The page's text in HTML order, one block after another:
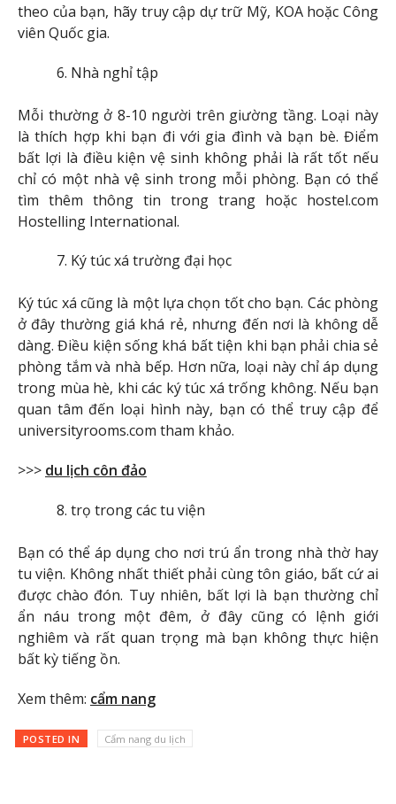
theo của bạn, hãy truy cập dự trữ Mỹ, KOA hoặc Công
viên Quốc gia.
Nhà nghỉ tập
Mỗi thường ở 8-10 người trên giường tầng. Loại này
là thích hợp khi bạn đi với gia đình và bạn bè. Điểm
bất lợi là điều kiện vệ sinh không phải là rất tốt nếu
chỉ có một nhà vệ sinh trong mỗi phòng. Bạn có thể
tìm thêm thông tin trong trang hoặc hostel.com
Hostelling International.
Ký túc xá trường đại học
Ký túc xá cũng là một lựa chọn tốt cho bạn. Các phòng
ở đây thường giá khá rẻ, nhưng đến nơi là không dễ
dàng. Điều kiện sống khá bất tiện khi bạn phải chia sẻ
phòng tắm và nhà bếp. Hơn nữa, loại này chỉ áp dụng
trong mùa hè, khi các ký túc xá trống không. Nếu bạn
quan tâm đến loại hình này, bạn có thể truy cập để
universityrooms.com tham khảo.
>>> du lịch côn đảo
trọ trong các tu viện
Bạn có thể áp dụng cho nơi trú ẩn trong nhà thờ hay
tu viện. Không nhất thiết phải cùng tôn giáo, bất cứ ai
được chào đón. Tuy nhiên, bất lợi là bạn thường chỉ
ẩn náu trong một đêm, ở đây cũng có lệnh giới
nghiêm và rất quan trọng mà bạn không thực hiện
bất kỳ tiếng ồn.
Xem thêm: cẩm nang
POSTED IN Cẩm nang du lịch